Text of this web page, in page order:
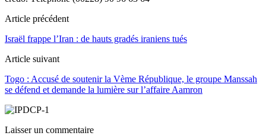
Article précédent
Israël frappe l’Iran : de hauts gradés iraniens tués
Article suivant
Togo : Accusé de soutenir la Vème République, le groupe Manssah
se défend et demande la lumière sur l’affaire Aamron
Laisser un commentaire